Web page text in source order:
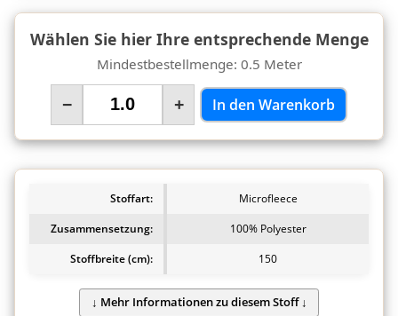
Wählen Sie hier Ihre entsprechende Menge
Mindestbestellmenge: 0.5 Meter
− + In den Warenkorb
Stoffart:
Microfleece
Zusammensetzung:
100% Polyester
Stoffbreite (cm):
150